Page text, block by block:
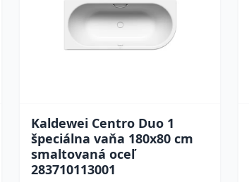
Kaldewei Centro Duo 1
špeciálna vaňa 180x80 cm
smaltovaná oceľ
283710113001